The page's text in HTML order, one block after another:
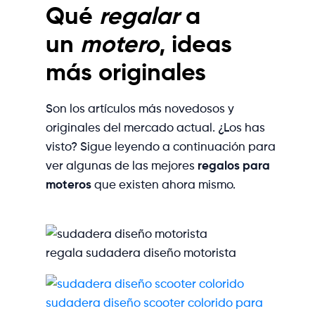
Qué regalara
un motero, ideas
más originales
Son los artículos más novedosos y
originales del mercado actual. ¿Los has
visto? Sigue leyendo a continuación para
ver algunas de las mejores regalos para
moteros que existen ahora mismo.
regala sudadera diseño motorista
sudadera diseño scooter colorido para